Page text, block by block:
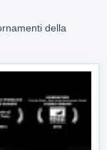
della